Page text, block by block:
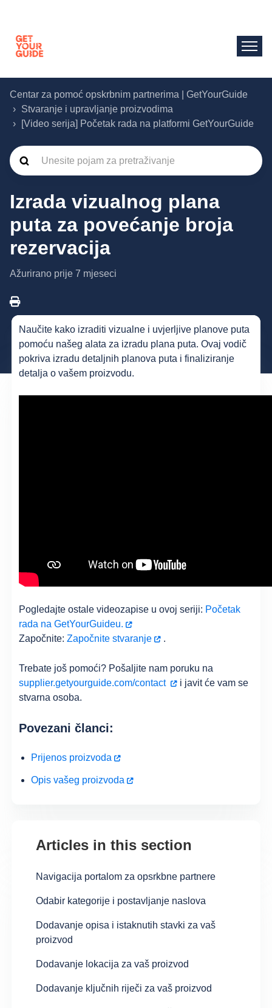
Centar za pomoć opskrbnim partnerima | GetYourGuide
Stvaranje i upravljanje proizvodima
[Video serija] Početak rada na platformi GetYourGuide
Izrada vizualnog plana
puta za povećanje broja
rezervacija
Ažurirano prije 7 mjeseci
Naučite kako izraditi vizualne i uvjerljive planove puta
pomoću našeg alata za izradu plana puta. Ovaj vodič
pokriva izradu detaljnih planova puta i finaliziranje
detalja o vašem proizvodu.
Pogledajte ostale videozapise u ovoj seriji: Početak
rada na GetYourGuideu.
Započnite:Započnite stvaranje .
Trebate još pomoći? Pošaljite nam poruku na
supplier.getyourguide.com/contact
i javit će vam se
stvarna osoba.
Povezani članci:
Prijenos proizvoda
Opis vašeg proizvoda
Articles in this section
Navigacija portalom za opsrkbne partnere
Odabir kategorije i postavljanje naslova
Dodavanje opisa i istaknutih stavki za vaš
proizvod
Dodavanje lokacija za vaš proizvod
Dodavanje ključnih riječi za vaš proizvod